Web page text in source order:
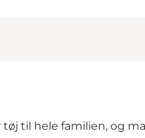
til hele familien, og